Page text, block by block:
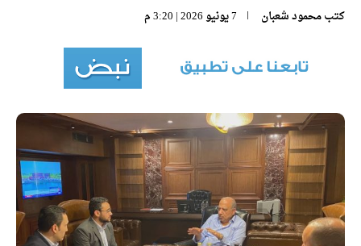
كتبمحمود شعبان 7 يونيو 2026 | 3:20 م